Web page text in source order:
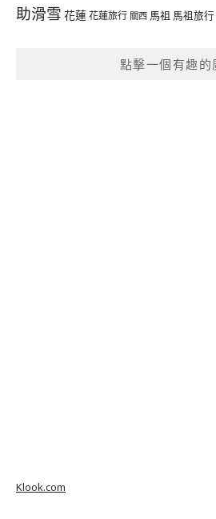
助滑雪 花蓮花蓮旅行 關西 馬祖 馬祖旅行
點擊一個有趣的
Klook.com